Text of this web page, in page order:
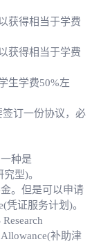
获得相当于学费
获得相当于学费
生学费50%左
订一份协议，必
种是
型)。
。但是可以申请
凭证服务计划)。
Allowance(补助津